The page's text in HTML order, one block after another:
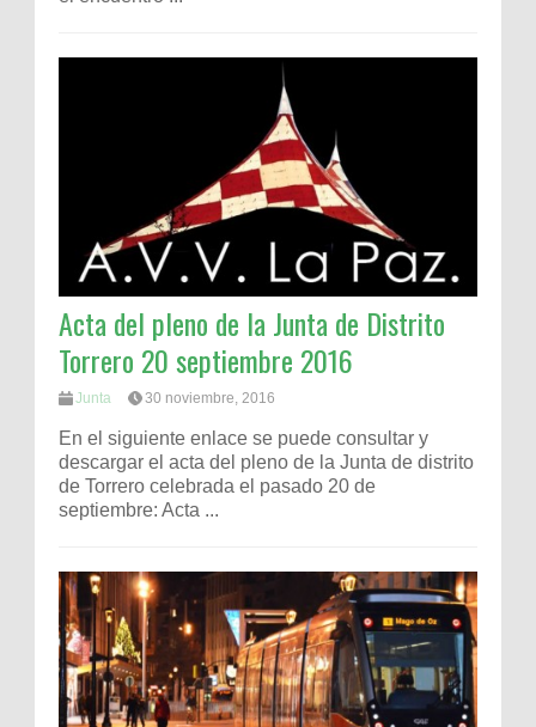
Acta del pleno de la Junta de Distrito
Torrero 20 septiembre 2016
Junta 30 noviembre, 2016
En el siguiente enlace se puede consultar y
descargar el acta del pleno de la Junta de distrito
de Torrero celebrada el pasado 20 de
septiembre: Acta ...